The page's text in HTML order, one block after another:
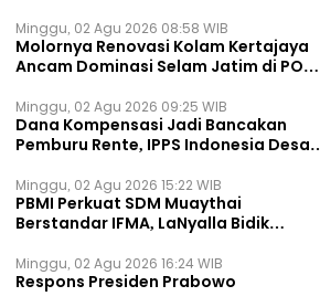
Minggu, 02 Agu 2026 08:58 WIB
Molornya Renovasi Kolam Kertajaya
Ancam Dominasi Selam Jatim di PON
Minggu, 02 Agu 2026 09:25 WIB
Dana Kompensasi Jadi Bancakan
Pemburu Rente, IPPS Indonesia Desak
Permanen
Minggu, 02 Agu 2026 15:22 WIB
PBMI Perkuat SDM Muaythai
Berstandar IFMA, LaNyalla Bidik
Minggu, 02 Agu 2026 16:24 WIB
Respons Presiden Prabowo